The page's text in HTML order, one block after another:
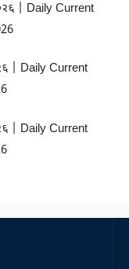
| Daily Current
| Daily Current
| Daily Current